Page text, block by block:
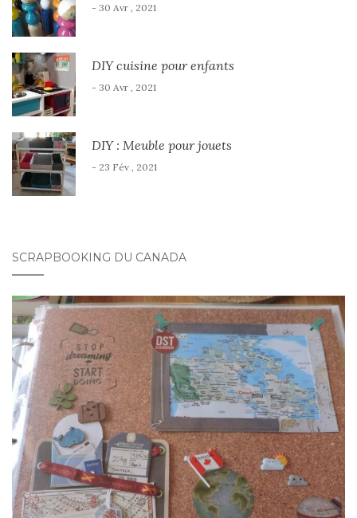
- 30 Avr , 2021
DIY cuisine pour enfants
- 30 Avr , 2021
DIY : Meuble pour jouets
- 23 Fév , 2021
SCRAPBOOKING DU CANADA